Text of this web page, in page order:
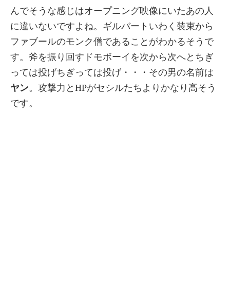
んでそうな感じはオープニング映像にいたあの人
に違いないですよね。ギルバートいわく装束から
ファブールのモンク僧であることがわかるそうで
す。斧を振り回すドモボーイを次から次へとちぎ
っては投げちぎっては投げ・・・その男の名前は
ヤン。攻撃力とHPがセシルたちよりかなり高そう
です。